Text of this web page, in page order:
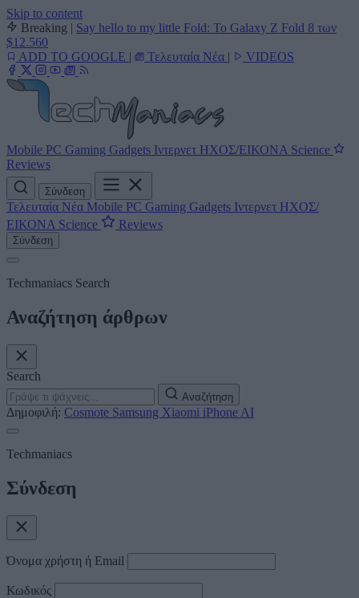
Skip to content
Breaking | Say hello to my little Fold: Το Galaxy Z Fold 8 των
$12.560
ADD TO GOOGLE | Τελευταία Νέα | VIDEOS
Mobile PC Gaming Gadgets Ιντερνετ ΗΧΟΣ/ΕΙΚΟΝΑ Science
Reviews
Σύνδεση
Τελευταία Νέα Mobile PC Gaming Gadgets Ιντερνετ ΗΧΟΣ/
ΕΙΚΟΝΑ Science Reviews
Σύνδεση
Techmaniacs Search
Αναζήτηση άρθρων
Search
Αναζήτηση
Δημοφιλή: Cosmote Samsung Xiaomi iPhone AI
Techmaniacs
Σύνδεση
Όνομα χρήστη ή Email
Κωδικός